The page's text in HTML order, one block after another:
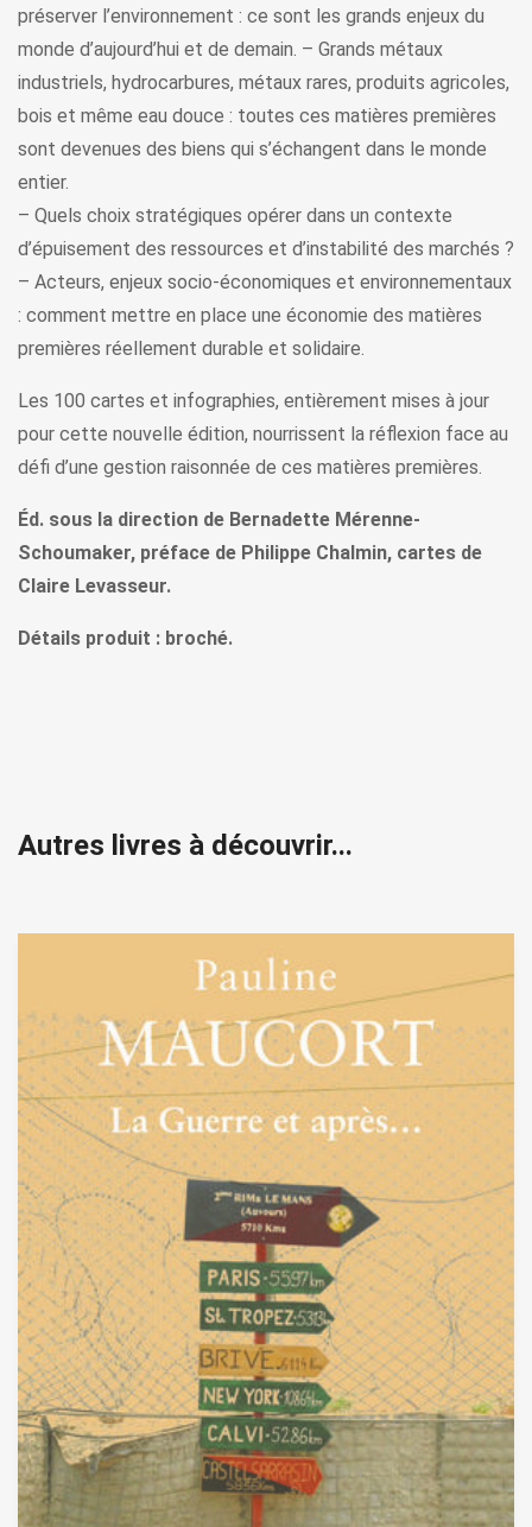
préserver l’environnement : ce sont les grands enjeux du
monde d’aujourd’hui et de demain. – Grands métaux
industriels, hydrocarbures, métaux rares, produits agricoles,
bois et même eau douce : toutes ces matières premières
sont devenues des biens qui s’échangent dans le monde
entier.
– Quels choix stratégiques opérer dans un contexte
d’épuisement des ressources et d’instabilité des marchés ?
– Acteurs, enjeux socio-économiques et environnementaux
: comment mettre en place une économie des matières
premières réellement durable et solidaire.
Les 100 cartes et infographies, entièrement mises à jour
pour cette nouvelle édition, nourrissent la réflexion face au
défi d’une gestion raisonnée de ces matières premières.
Éd. sous la direction de Bernadette Mérenne-
Schoumaker, préface de Philippe Chalmin, cartes de
Claire Levasseur.
Détails produit : broché.
Autres livres à découvrir...